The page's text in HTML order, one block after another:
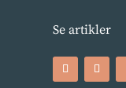
Se artikler